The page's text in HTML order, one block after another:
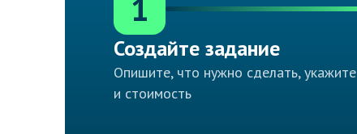
1
Создайте задание
Опишите, что нужно сделать,
и стоимость